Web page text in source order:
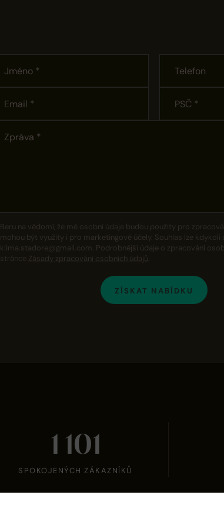
Beru na vědomí, že mé osobní údaje budou použity pro
mohou být využity i pro marketingové účely. Souhlas lze kdykoli
klima.stadore@gmail.com. Podrobnější údaje o zpracování
stránce Zásady zpracování osobních údajů.
ZÍSKAT NABÍDKU
1 101
SPOKOJENÝCH ZÁKAZNÍKŮ